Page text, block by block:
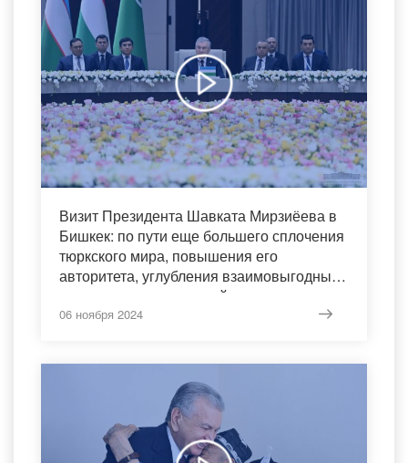
Визит Президента Шавката Мирзиёева в
Бишкек: по пути еще большего сплочения
тюркского мира, повышения его
авторитета, углубления взаимовыгодных
и дружественных связей, вывода
сотрудничества на новый уровень
06 ноября 2024